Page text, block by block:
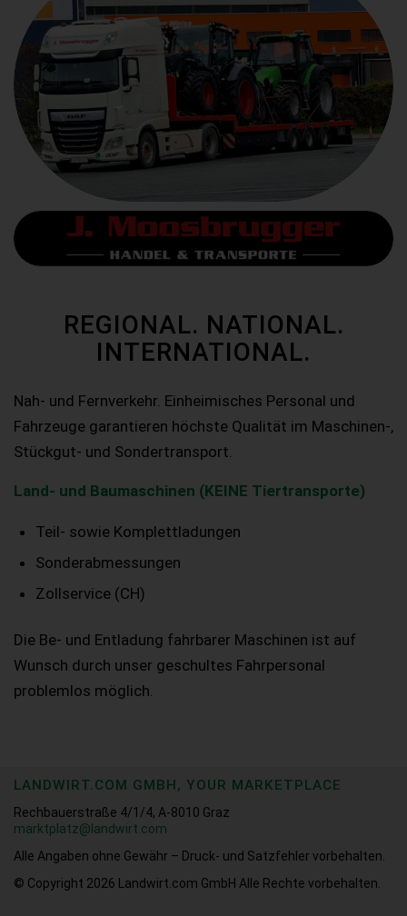
REGIONAL. NATIONAL.
INTERNATIONAL.
Nah- und Fernverkehr. Einheimisches Personal und
Fahrzeuge garantieren höchste Qualität im Maschinen-,
Stückgut- und Sondertransport.
Land- und Baumaschinen (KEINE Tiertransporte)
Teil- sowie Komplettladungen
Sonderabmessungen
Zollservice (CH)
Die Be- und Entladung fahrbarer Maschinen ist auf
Wunsch durch unser geschultes Fahrpersonal
problemlos möglich.
LANDWIRT.COM GMBH, YOUR MARKETPLACE
Rechbauerstraße 4/1/4, A-8010 Graz
marktplatz@landwirt.com
Alle Angaben ohne Gewähr – Druck- und Satzfehler vorbehalten.
© Copyright 2026
Landwirt.com GmbH Alle Rechte vorbehalten.